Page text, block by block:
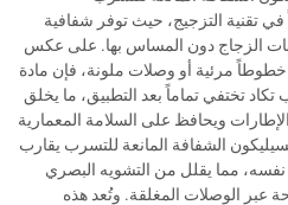
تقنية التزجيج، حيث توفر شفافية
الزجاج دون المساس بها. على عكس
خطوطاً مرئية أو وصلات ملونة، فإن مادة
تختفي تماماً بعد التطبيق، ما يخلق
ويحافظ على السلامة المعمارية
الشفافة المانعة للتسرب يقارب
مما يقلل من التشويه البصري
عبر الوصلات المغلقة. وتُعد هذه